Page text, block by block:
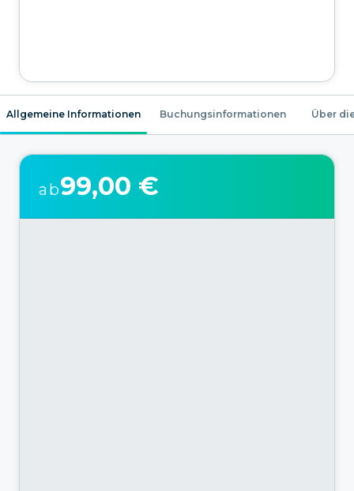
Allgemeine Informationen Buchungsinformationen Über
ab99,00 €